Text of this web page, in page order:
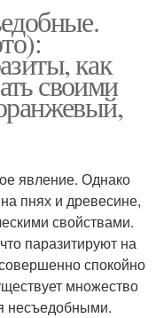
как
своими
явление. Однако
пнях и древесине,
свойствами.
паразитируют на
спокойно
множество
несъедобными.